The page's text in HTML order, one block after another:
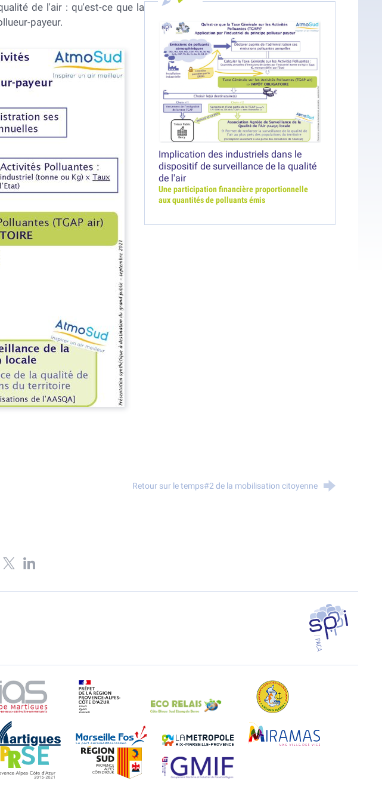
de l'air : qu'est-ce que la
payeur.
Implication des industriels dans le
dispositif de surveillance de la qualité
de l'air
Une participation financière proportionnelle
aux quantités de polluants émis
Retour sur le temps#2 de la mobilisation citoyenne
sur Facebook
Partager sur XPartager sur LinkedIn
SPPPI PACA
CIAS Eco-Relais Côte BleueEtang marin
Métropole Aix-Marseille-Provence
PRSE Région Sud